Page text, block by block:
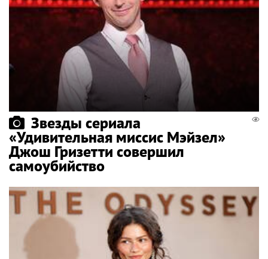
Звезды сериала
«Удивительная миссис Мэйзел»
Джош Гризетти совершил
самоубийство